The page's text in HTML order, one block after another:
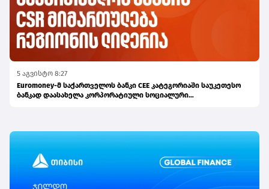
5 აგვისტო 8:27
Euromoney-მ საქართველოს ბანკი CEE კატეგორიაში საუკეთესო
ბანკად დაასახელა კორპორატიული სოციალური